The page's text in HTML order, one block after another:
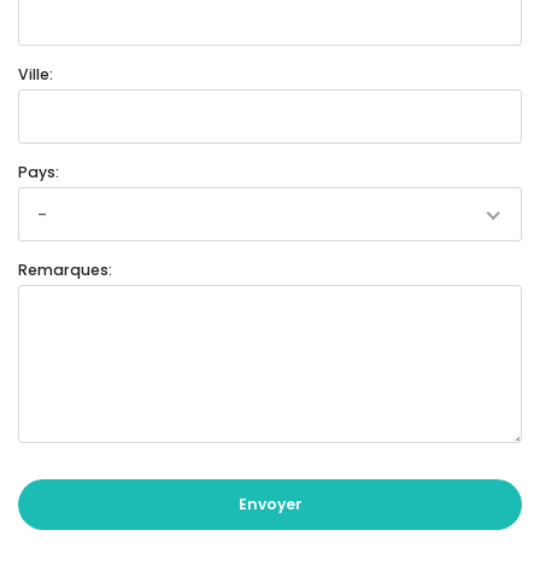
Ville:
Pays:
-
Remarques:
Envoyer